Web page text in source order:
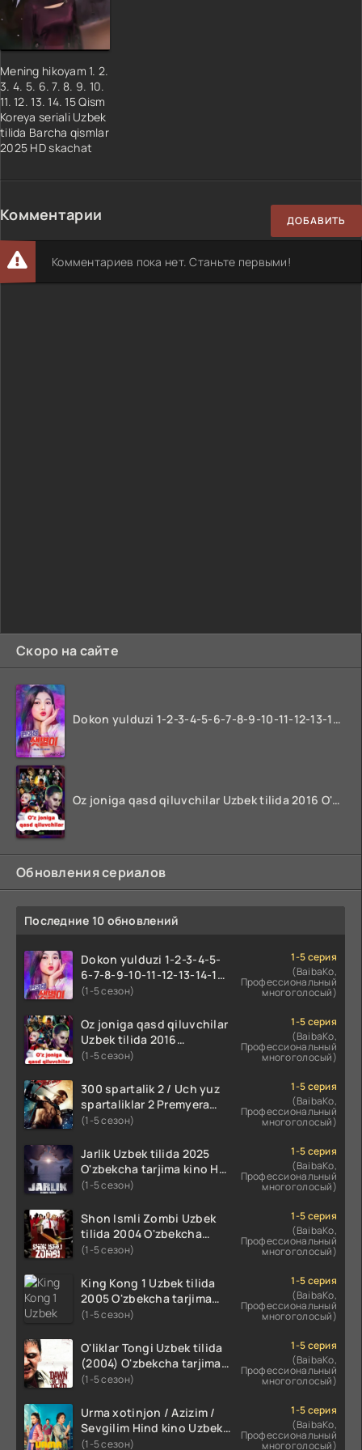
Скоро на сайте
Dokon yulduzi 1-2-3-4-5-6-7-8-9-10-11-12-13-14-15-16-17 Qism Uzbek tilida koreya seryali barcha qismlari o'zbek tilida
Oz joniga qasd qiluvchilar Uzbek tilida 2016 O'zbekcha tarjima kino 720p HD skachat
Обновления сериалов
Последние 10 обновлений
Dokon yulduzi 1-2-3-4-5-
6-7-8-9-10-11-12-13-14-15-
16-17 Qism Uzbek tilida
qismlari o'zbek tilida
(1-5 сезон)
1-5 серия
(BaibaKo,
Профессиональный
многоголосый)
Oz joniga qasd qiluvchilar
Uzbek tilida 2016
O'zbekcha tarjima kino
(1-5 сезон)
1-5 серия
(BaibaKo,
Профессиональный
многоголосый)
300 spartalik 2 / Uch yuz
spartaliklar 2 Premyera
Uzbek tilida 2013
skachat
(1-5 сезон)
1-5 серия
(BaibaKo,
Профессиональный
многоголосый)
Jarlik Uzbek tilida 2025
O'zbekcha tarjima kino HD
skachat
(1-5 сезон)
1-5 серия
(BaibaKo,
Профессиональный
многоголосый)
Shon Ismli Zombi Uzbek
tilida 2004 O'zbekcha
tarjima kino HD skachat
(1-5 сезон)
1-5 серия
(BaibaKo,
Профессиональный
многоголосый)
King Kong 1 Uzbek tilida
2005 O'zbekcha tarjima
kino HD skachat
(1-5 сезон)
1-5 серия
(BaibaKo,
Профессиональный
многоголосый)
O'liklar Tongi Uzbek tilida
(2004) O'zbekcha tarjima
kino HD skachat
(1-5 сезон)
1-5 серия
(BaibaKo,
Профессиональный
многоголосый)
Urma xotinjon / Azizim /
Sevgilim Hind kino Uzbek
tilida 2022 O'zbekcha
(1-5 сезон)
1-5 серия
(BaibaKo,
Профессиональный
многоголосый)
Mening hikoyam 1. 2.
3. 4. 5. 6. 7. 8. 9. 10.
11. 12. 13. 14. 15 Qism
Koreya seriali Uzbek
tilida Barcha qismlar
2025 HD skachat
Комментарии ДОБАВИТЬ
Комментариев пока нет. Станьте первыми!